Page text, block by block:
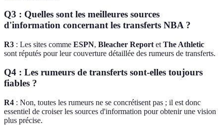
Q3 : Quelles sont les meilleures sources
d'information concernant les transferts NBA ?
R3 : Les sites comme ESPN, Bleacher Report et The Athletic
sont réputés pour leur couverture détaillée des rumeurs de transferts.
Q4 : Les rumeurs de transferts sont-elles toujours
fiables ?
R4 : Non, toutes les rumeurs ne se concrétisent pas ; il est donc
essentiel de croiser les sources d'information pour obtenir une vision
plus précise.